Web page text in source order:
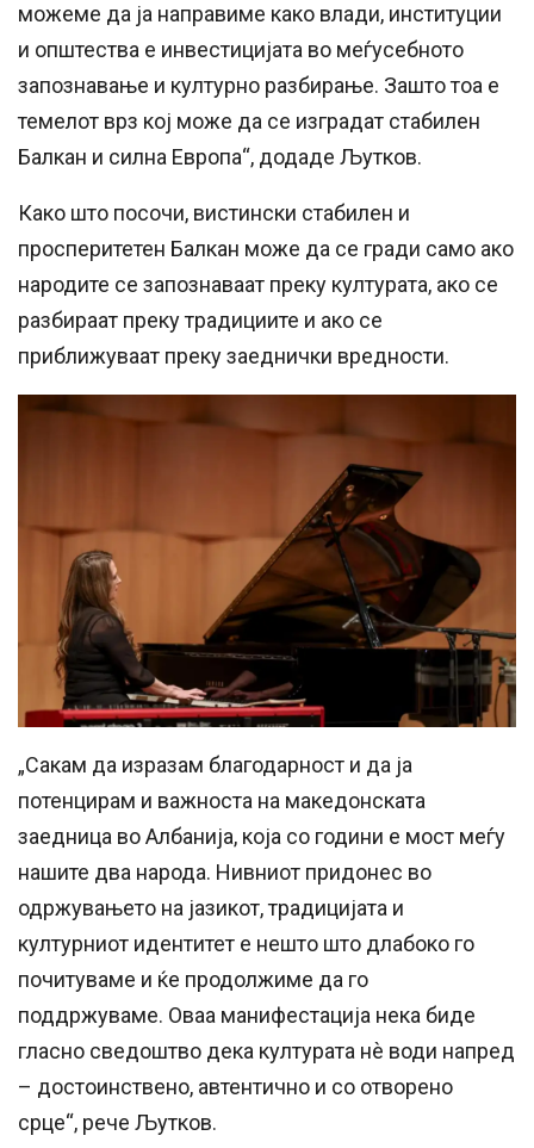
можеме да ја направиме како влади, институции
и општества е инвестицијата во меѓусебното
запознавање и културно разбирање. Зашто тоа е
темелот врз кој може да се изградат стабилен
Балкан и силна Европа“, додаде Љутков.
Како што посочи, вистински стабилен и
просперитетен Балкан може да се гради само ако
народите се запознаваат преку културата, ако се
разбираат преку традициите и ако се
приближуваат преку заеднички вредности.
„Сакам да изразам благодарност и да ја
потенцирам и важноста на македонската
заедница во Албанија, која со години е мост меѓу
нашите два народа. Нивниот придонес во
одржувањето на јазикот, традицијата и
културниот идентитет е нешто што длабоко го
почитуваме и ќе продолжиме да го
поддржуваме. Оваа манифестација нека биде
гласно сведоштво дека културата нѐ води напред
– достоинствено, автентично и со отворено
срце“, рече Љутков.